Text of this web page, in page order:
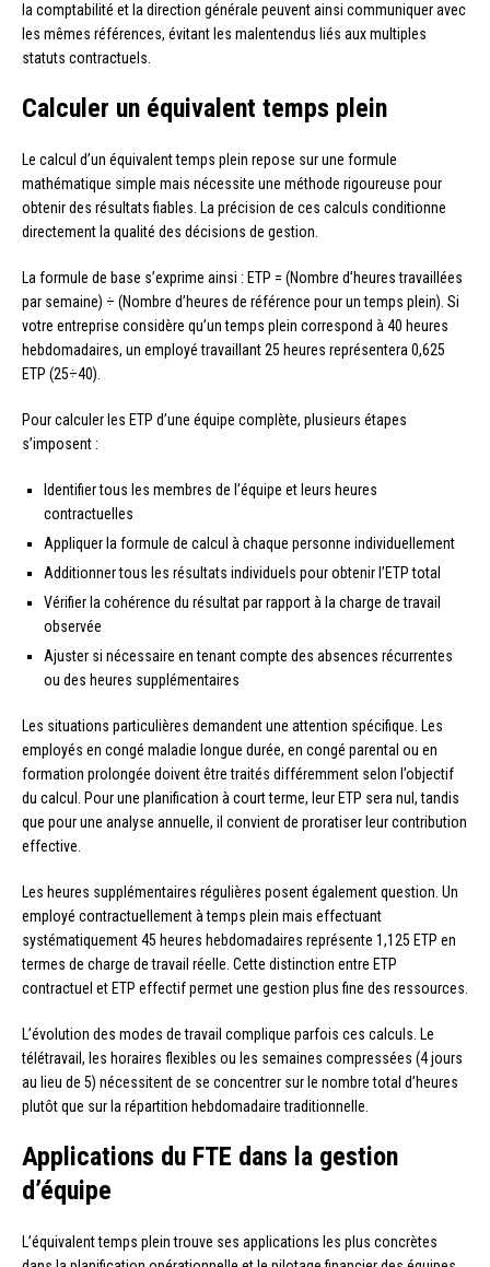
la comptabilité et la direction générale peuvent ainsi communiquer avec
les mêmes références, évitant les malentendus liés aux multiples
statuts contractuels.
Calculer un équivalent temps plein
Le calcul d’un équivalent temps plein repose sur une formule
mathématique simple mais nécessite une méthode rigoureuse pour
obtenir des résultats fiables. La précision de ces calculs conditionne
directement la qualité des décisions de gestion.
La formule de base s’exprime ainsi : ETP = (Nombre d’heures travaillées
par semaine) ÷ (Nombre d’heures de référence pour un temps plein). Si
votre entreprise considère qu’un temps plein correspond à 40 heures
hebdomadaires, un employé travaillant 25 heures représentera 0,625
ETP (25÷40).
Pour calculer les ETP d’une équipe complète, plusieurs étapes
s’imposent :
Identifier tous les membres de l’équipe et leurs heures
contractuelles
Appliquer la formule de calcul à chaque personne individuellement
Additionner tous les résultats individuels pour obtenir l’ETP total
Vérifier la cohérence du résultat par rapport à la charge de travail
observée
Ajuster si nécessaire en tenant compte des absences récurrentes
ou des heures supplémentaires
Les situations particulières demandent une attention spécifique. Les
employés en congé maladie longue durée, en congé parental ou en
formation prolongée doivent être traités différemment selon l’objectif
du calcul. Pour une planification à court terme, leur ETP sera nul, tandis
que pour une analyse annuelle, il convient de proratiser leur contribution
effective.
Les heures supplémentaires régulières posent également question. Un
employé contractuellement à temps plein mais effectuant
systématiquement 45 heures hebdomadaires représente 1,125 ETP en
termes de charge de travail réelle. Cette distinction entre ETP
contractuel et ETP effectif permet une gestion plus fine des ressources.
L’évolution des modes de travail complique parfois ces calculs. Le
télétravail, les horaires flexibles ou les semaines compressées (4 jours
au lieu de 5) nécessitent de se concentrer sur le nombre total d’heures
plutôt que sur la répartition hebdomadaire traditionnelle.
Applications du FTE dans la gestion
d’équipe
L’équivalent temps plein trouve ses applications les plus concrètes